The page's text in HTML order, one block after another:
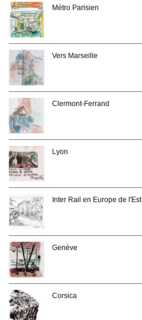
Métro Parisien
Vers Marseille
Clermont-Ferrand
Lyon
Inter Rail en Europe de l'Est
Genève
Corsica